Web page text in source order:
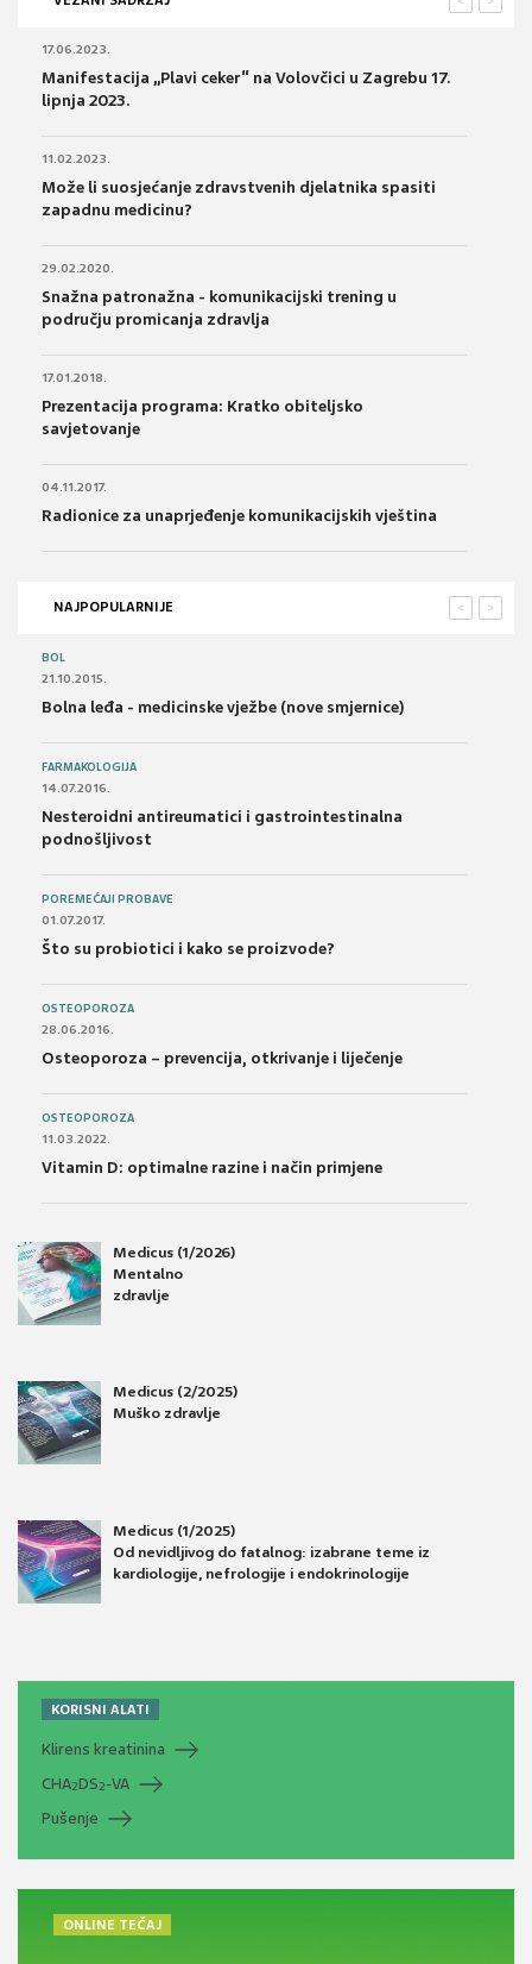
17.06.2023.
Manifestacija „Plavi ceker“ na Volovčici u Zagrebu 17.
lipnja 2023.
11.02.2023.
Može li suosjećanje zdravstvenih djelatnika spasiti
zapadnu medicinu?
29.02.2020.
Snažna patronažna - komunikacijski trening u
području promicanja zdravlja
17.01.2018.
Prezentacija programa: Kratko obiteljsko
savjetovanje
04.11.2017.
Radionice za unaprjeđenje komunikacijskih vještina
NAJPOPULARNIJE >
<
BOL
21.10.2015.
Bolna leđa - medicinske vježbe (nove smjernice)
FARMAKOLOGIJA
14.07.2016.
Nesteroidni antireumatici i gastrointestinalna
podnošljivost
POREMEĆAJI PROBAVE
01.07.2017.
Što su probiotici i kako se proizvode?
OSTEOPOROZA
28.06.2016.
Osteoporoza – prevencija, otkrivanje i liječenje
OSTEOPOROZA
11.03.2022.
Vitamin D: optimalne razine i način primjene
Medicus (1/2026)
Mentalno
zdravlje
Medicus (2/2025)
Muško zdravlje
Medicus (1/2025)
Od nevidljivog do fatalnog: izabrane teme iz
kardiologije, nefrologije i endokrinologije
KORISNI ALATI
Klirens kreatinina
CHA2DS2-VA
Pušenje
ONLINE TEČAJ